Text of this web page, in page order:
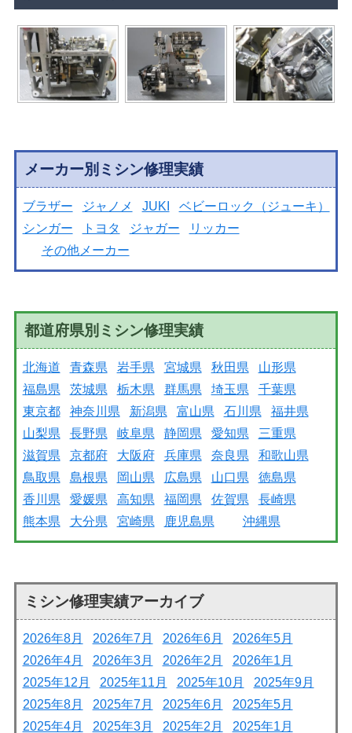
メーカー別ミシン修理実績
ブラザー ジャノメ JUKI
ベビーロック（ジューキ）
シンガー
トヨタ ジャガー
リッカー
その他メーカー
都道府県別ミシン修理実績
北海道 青森県 岩手県 宮城県 秋田県
山形県
福島県
茨城県 栃木県 群馬県 埼玉県
千葉県
東京都
神奈川県 新潟県 富山県 石川県
福井県
山梨県
長野県 岐阜県 静岡県 愛知県
三重県
滋賀県
京都府 大阪府 兵庫県 奈良県
和歌山県
鳥取県
島根県 岡山県 広島県 山口県
徳島県
香川県
愛媛県 高知県 福岡県 佐賀県
長崎県
熊本県
大分県 宮崎県 鹿児島県 沖縄県
ミシン修理実績アーカイブ
2026年8月 2026年7月 2026年6月
2026年5月
2026年4月
2026年3月 2026年2月
2026年1月
2025年12月
2025年11月 2025年10月
2025年9月
2025年8月
2025年7月 2025年6月
2025年5月
2025年4月
2025年3月 2025年2月 2025年1月